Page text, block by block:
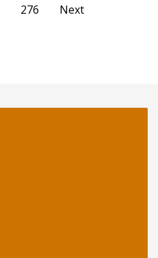
276 Next